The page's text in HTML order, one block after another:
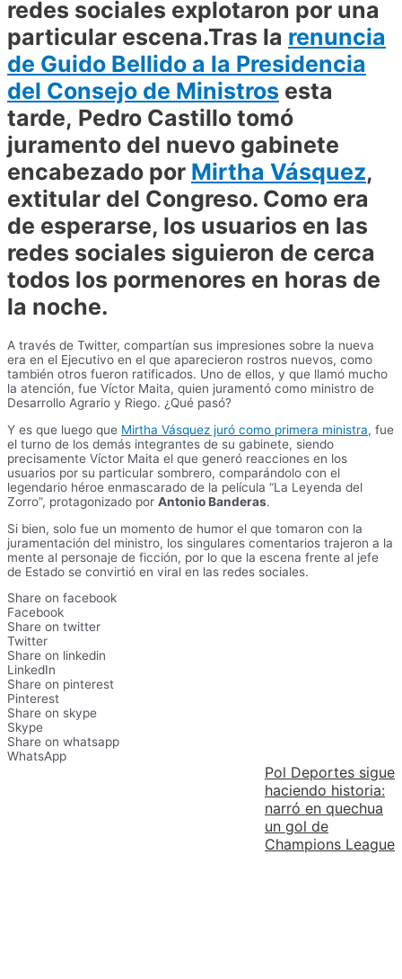
redes sociales explotaron por una
particular escena.Tras la renuncia
de Guido Bellido a la Presidencia
del Consejo de Ministros esta
tarde, Pedro Castillo tomó
juramento del nuevo gabinete
encabezado por Mirtha Vásquez,
extitular del Congreso. Como era
de esperarse, los usuarios en las
redes sociales siguieron de cerca
todos los pormenores en horas de
la noche.
A través de Twitter, compartían sus impresiones sobre la nueva
era en el Ejecutivo en el que aparecieron rostros nuevos, como
también otros fueron ratificados. Uno de ellos, y que llamó mucho
la atención, fue Víctor Maita, quien juramentó como ministro de
Desarrollo Agrario y Riego. ¿Qué pasó?
Y es que luego que Mirtha Vásquez juró como primera ministra, fue
el turno de los demás integrantes de su gabinete, siendo
precisamente Víctor Maita el que generó reacciones en los
usuarios por su particular sombrero, comparándolo con el
legendario héroe enmascarado de la película “La Leyenda del
Zorro”, protagonizado por Antonio Banderas.
Si bien, solo fue un momento de humor el que tomaron con la
juramentación del ministro, los singulares comentarios trajeron a la
mente al personaje de ficción, por lo que la escena frente al jefe
de Estado se convirtió en viral en las redes sociales.
Share on facebook
Facebook
Share on twitter
Twitter
Share on linkedin
LinkedIn
Share on pinterest
Pinterest
Share on skype
Skype
Share on whatsapp
WhatsApp
Pol Deportes sigue
haciendo historia:
narró en quechua
un gol de
Champions League